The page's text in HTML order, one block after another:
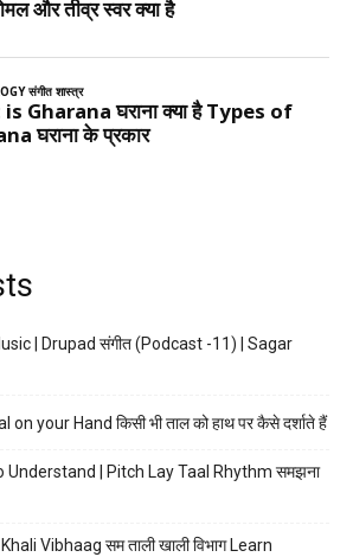
| Drupad संगीत (Podcast -11) | Sagar
your Hand किसी भी ताल को हाथ पर कैसे दर्शाते हैं
Understand | Pitch Lay Taal Rhythm समझना
Vibhaag सम ताली खाली विभाग Learn